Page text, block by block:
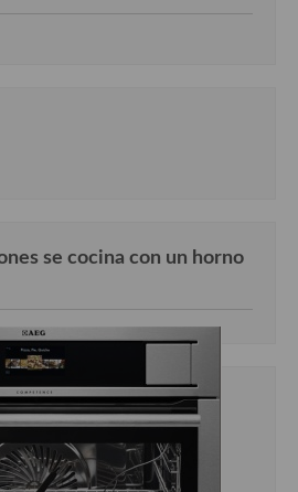
se cocina con un horno